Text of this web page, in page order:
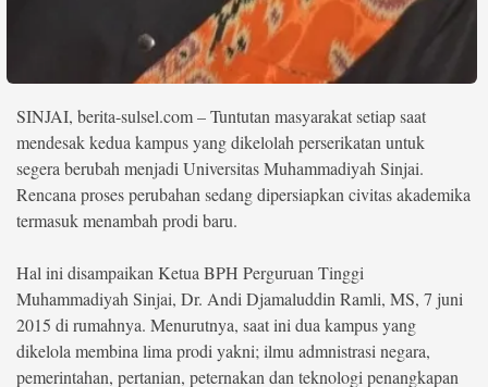
Right
SINJAI, berita-sulsel.com – Tuntutan masyarakat setiap saat
mendesak kedua kampus yang dikelolah perserikatan untuk
segera berubah menjadi Universitas Muhammadiyah Sinjai.
Rencana proses perubahan sedang dipersiapkan civitas akademika
termasuk menambah prodi baru.
Hal ini disampaikan Ketua BPH Perguruan Tinggi
Muhammadiyah Sinjai, Dr. Andi Djamaluddin Ramli, MS, 7 juni
2015 di rumahnya. Menurutnya, saat ini dua kampus yang
dikelola membina lima prodi yakni; ilmu admnistrasi negara,
pemerintahan, pertanian, peternakan dan teknologi penangkapan